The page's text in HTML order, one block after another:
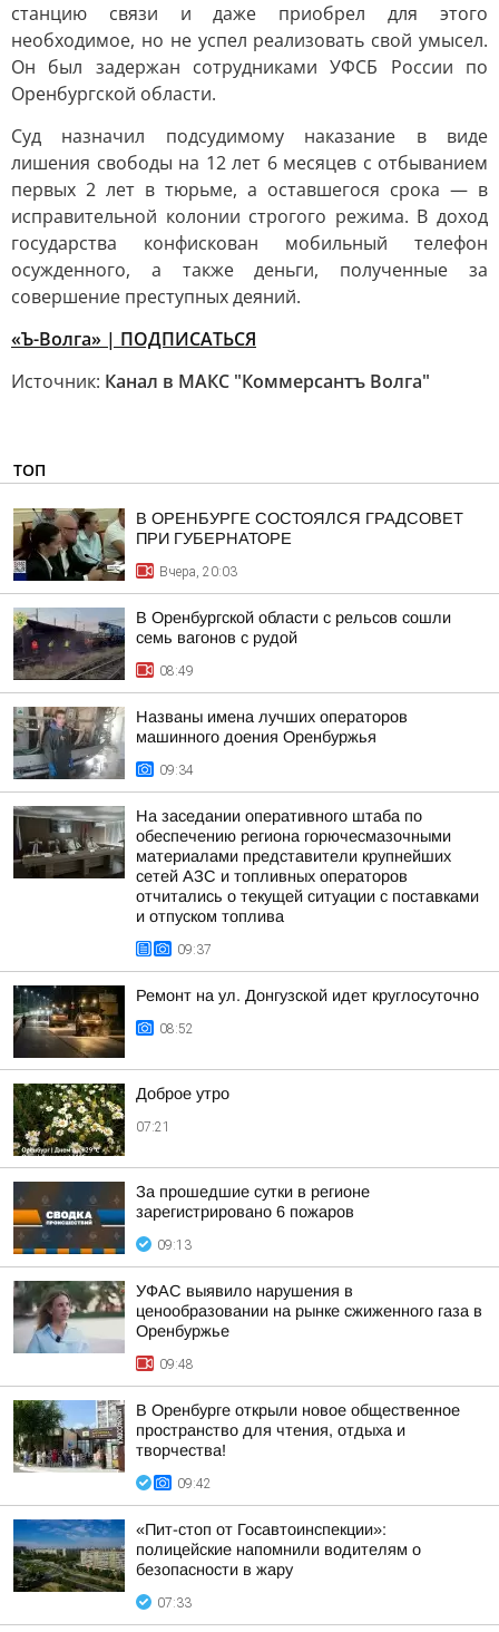
станцию связи и даже приобрел для этого
необходимое, но не успел реализовать свой умысел.
Он был задержан сотрудниками УФСБ России по
Оренбургской области.
Суд назначил подсудимому наказание в виде
лишения свободы на 12 лет 6 месяцев с отбыванием
первых 2 лет в тюрьме, а оставшегося срока — в
исправительной колонии строгого режима. В доход
государства конфискован мобильный телефон
осужденного, а также деньги, полученные за
совершение преступных деяний.
«Ъ-Волга» | ПОДПИСАТЬСЯ
Источник: Канал в МАКС "Коммерсантъ Волга"
ТОП
В ОРЕНБУРГЕ СОСТОЯЛСЯ ГРАДСОВЕТ
ПРИ ГУБЕРНАТОРЕ
Вчера, 20:03
В Оренбургской области с рельсов сошли
семь вагонов с рудой
08:49
Названы имена лучших операторов
машинного доения Оренбуржья
09:34
На заседании оперативного штаба по
обеспечению региона горючесмазочными
материалами представители крупнейших
сетей АЗС и топливных операторов
отчитались о текущей ситуации с поставками
и отпуском топлива
09:37
Ремонт на ул. Донгузской идет круглосуточно
08:52
Доброе утро
07:21
За прошедшие сутки в регионе
зарегистрировано 6 пожаров
09:13
УФАС выявило нарушения в
ценообразовании на рынке сжиженного газа в
Оренбуржье
09:48
В Оренбурге открыли новое общественное
пространство для чтения, отдыха и
творчества!
09:42
«Пит-стоп от Госавтоинспекции»:
полицейские напомнили водителям о
безопасности в жару
07:33